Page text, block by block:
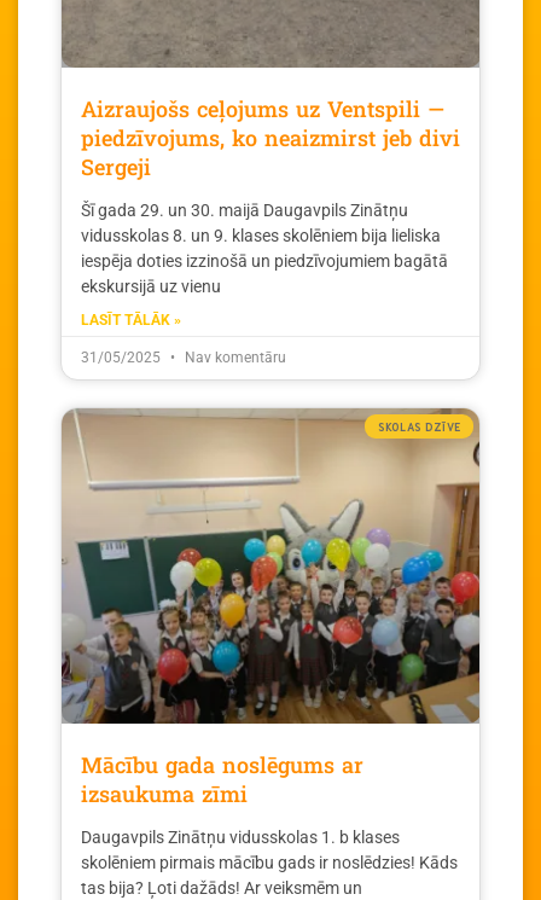
Aizraujošs ceļojums uz Ventspili —
piedzīvojums, ko neaizmirst jeb divi
Sergeji
Šī gada 29. un 30. maijā Daugavpils Zinātņu
vidusskolas 8. un 9. klases skolēniem bija lieliska
iespēja doties izzinošā un piedzīvojumiem bagātā
ekskursijā uz vienu
LASĪT TĀLĀK »
31/05/2025 Nav komentāru
SKOLAS DZĪVE
Mācību gada noslēgums ar
izsaukuma zīmi
Daugavpils Zinātņu vidusskolas 1. b klases
skolēniem pirmais mācību gads ir noslēdzies! Kāds
tas bija? Ļoti dažāds! Ar veiksmēm un